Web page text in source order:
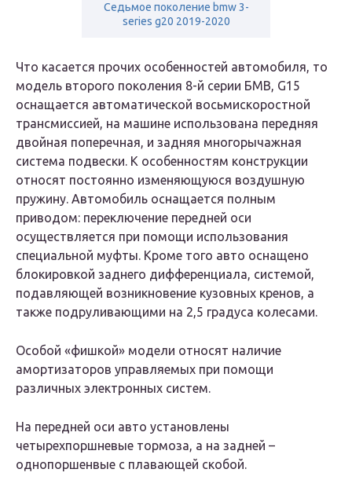
Седьмое поколение bmw 3-
series g20 2019-2020
Что касается прочих особенностей автомобиля, то
модель второго поколения 8-й серии БМВ, G15
оснащается автоматической восьмискоростной
трансмиссией, на машине использована передняя
двойная поперечная, и задняя многорычажная
система подвески. К особенностям конструкции
относят постоянно изменяющуюся воздушную
пружину. Автомобиль оснащается полным
приводом: переключение передней оси
осуществляется при помощи использования
специальной муфты. Кроме того авто оснащено
блокировкой заднего дифференциала, системой,
подавляющей возникновение кузовных кренов, а
также подруливающими на 2,5 градуса колесами.
Особой «фишкой» модели относят наличие
амортизаторов управляемых при помощи
различных электронных систем.
На передней оси авто установлены
четырехпоршневые тормоза, а на задней –
однопоршенвые с плавающей скобой.